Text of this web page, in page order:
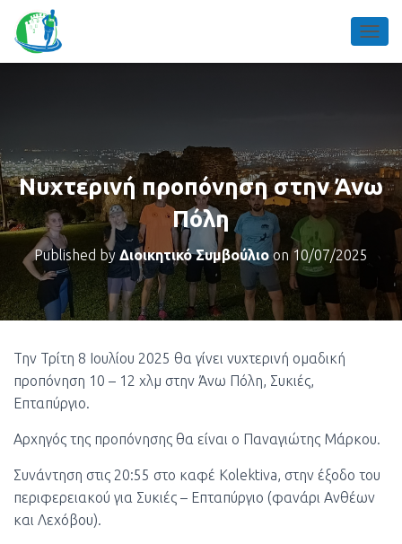
Νυχτερινή προπόνηση στην Άνω
Πόλη
Published by Διοικητικό Συμβούλιο on10/07/2025
Την Τρίτη 8 Ιουλίου 2025 θα γίνει νυχτερινή ομαδική
προπόνηση 10 – 12 χλμ στην Άνω Πόλη, Συκιές,
Επταπύργιο.
Αρχηγός της προπόνησης θα είναι ο Παναγιώτης Μάρκου.
Συνάντηση στις 20:55 στο καφέ Kolektiva, στην έξοδο του
περιφερειακού για Συκιές – Επταπύργιο (φανάρι Ανθέων
και Λεχόβου).